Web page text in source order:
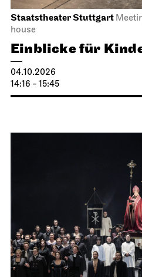
Staatstheater Stuttgart
house
Einblicke für
04.10.2026
14:16 - 15:45